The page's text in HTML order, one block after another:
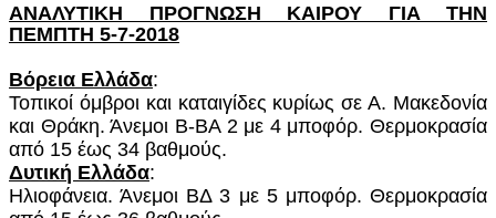
ΑΝΑΛΥΤΙΚΗ ΠΡΟΓΝΩΣΗ ΚΑΙΡΟΥ ΓΙΑ ΤΗΝ
ΠΕΜΠΤΗ 5-7-2018
Βόρεια Ελλάδα:
Τοπικοί όμβροι και καταιγίδες κυρίως σε Α. Μακεδονία
και Θράκη. Άνεμοι Β-ΒΑ 2 με 4 μποφόρ. Θερμοκρασία
από 15 έως 34 βαθμούς.
Δυτική Ελλάδα:
Ηλιοφάνεια. Άνεμοι ΒΔ 3 με 5 μποφόρ. Θερμοκρασία